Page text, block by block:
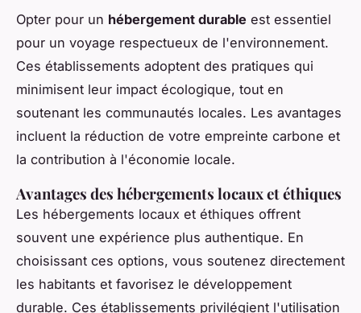
Opter pour un hébergement durable est essentiel
pour un voyage respectueux de l'environnement.
Ces établissements adoptent des pratiques qui
minimisent leur impact écologique, tout en
soutenant les communautés locales. Les avantages
incluent la réduction de votre empreinte carbone et
la contribution à l'économie locale.
Avantages des hébergements locaux et éthiques
Les hébergements locaux et éthiques offrent
souvent une expérience plus authentique. En
choisissant ces options, vous soutenez directement
les habitants et favorisez le développement
durable. Ces établissements privilégient l'utilisation